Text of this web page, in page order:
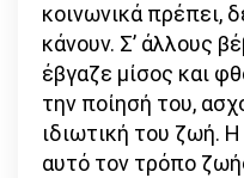
κοινωνικά πρέπει,
κάνουν. Σ’ άλλους
έβγαζε μίσος και
την ποίησή του,
ιδιωτική του ζωή. Η
αυτό τον τρόπο